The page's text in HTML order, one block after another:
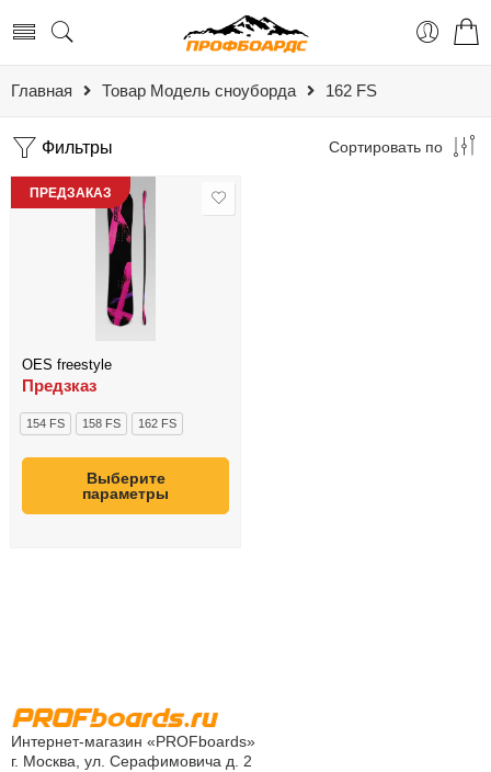
Главная Товар Модель сноуборда 162 FS
Фильтры Сортировать по
ПРЕДЗАКАЗ
OES freestyle
Предзказ
154 FS 158 FS 162 FS
Выберите
параметры
Интернет-магазин «PROFboards»
г. Москва, ул. Серафимовича д. 2